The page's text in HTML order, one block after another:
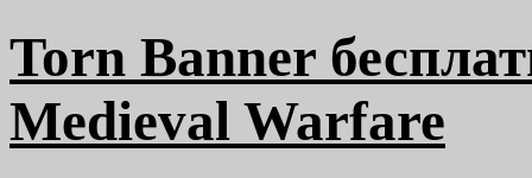
Torn Banner
Medieval Warfare